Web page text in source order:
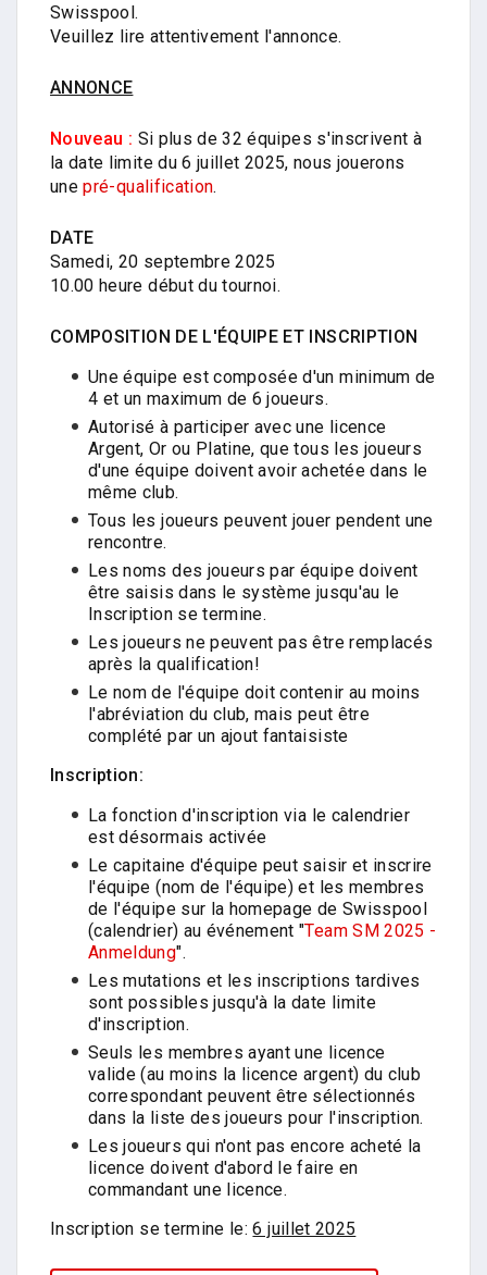
Swisspool.
Veuillez lire attentivement l'annonce.
ANNONCE
Nouveau : Si plus de 32 équipes s'inscrivent à
la date limite du 6 juillet 2025, nous jouerons
unepré-qualification.
DATE
Samedi, 20 septembre 2025
10.00 heure début du tournoi.
COMPOSITION DE L'ÉQUIPE ET INSCRIPTION
Une équipe est composée d'un minimum de
4 et un maximum de 6 joueurs.
Autorisé à participer avec une licence
Argent, Or ou Platine, que tous les joueurs
d'une équipe doivent avoir achetée dans le
même club.
Tous les joueurs peuvent jouer pendent une
rencontre.
Les noms des joueurs par équipe doivent
être saisis dans le système jusqu'au le
Inscription se termine.
Les joueurs ne peuvent pas être remplacés
après la qualification!
Le nom de l'équipe doit contenir au moins
l'abréviation du club, mais peut être
complété par un ajout fantaisiste
Inscription:
La fonction d'inscription via le calendrier
est désormais activée
Le capitaine d'équipe peut saisir et inscrire
l'équipe (nom de l'équipe) et les membres
de l'équipe sur la homepage de Swisspool
(calendrier) au événement "Team SM 2025 -
Anmeldung".
Les mutations et les inscriptions tardives
sont possibles jusqu'à la date limite
d'inscription.
Seuls les membres ayant une licence
valide (au moins la licence argent) du club
correspondant peuvent être sélectionnés
dans la liste des joueurs pour l'inscription.
Les joueurs qui n'ont pas encore acheté la
licence doivent d'abord le faire en
commandant une licence.
Inscription se termine le:6 juillet 2025